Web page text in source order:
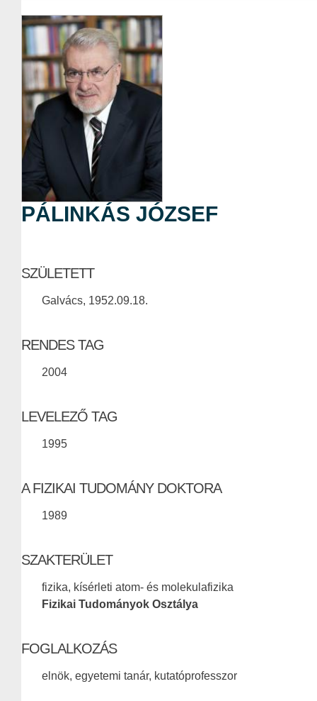
PÁLINKÁS JÓZSEF
SZÜLETETT
Galvács, 1952.09.18.
RENDES TAG
2004
LEVELEZŐ TAG
1995
A FIZIKAI TUDOMÁNY DOKTORA
1989
SZAKTERÜLET
fizika, kísérleti atom- és molekulafizika
Fizikai Tudományok Osztálya
FOGLALKOZÁS
elnök, egyetemi tanár, kutatóprofesszor